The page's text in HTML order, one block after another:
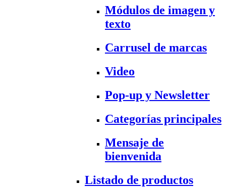
Módulos de imagen y
texto
Carrusel de marcas
Video
Pop-up y Newsletter
Categorías principales
Mensaje de
bienvenida
Listado de productos